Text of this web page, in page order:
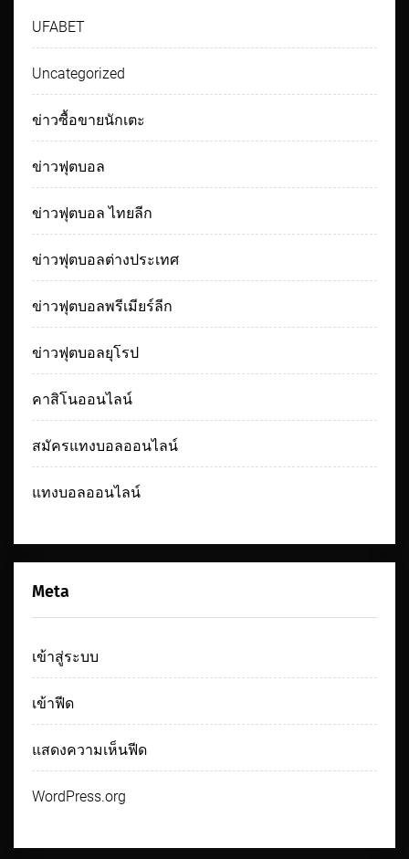
UFABET
Uncategorized
ข่าวซื้อขายนักเตะ
ข่าวฟุตบอล
ข่าวฟุตบอล ไทยลีก
ข่าวฟุตบอลต่างประเทศ
ข่าวฟุตบอลพรีเมียร์ลีก
ข่าวฟุตบอลยุโรป
คาสิโนออนไลน์
สมัครแทงบอลออนไลน์
แทงบอลออนไลน์
Meta
เข้าสู่ระบบ
เข้าฟีด
แสดงความเห็นฟีด
WordPress.org